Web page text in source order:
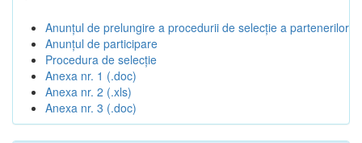
Anunțul de prelungire a procedurii de selecție a partenerilor
Anunțul de participare
Procedura de selecție
Anexa nr. 1 (.doc)
Anexa nr. 2 (.xls)
Anexa nr. 3 (.doc)